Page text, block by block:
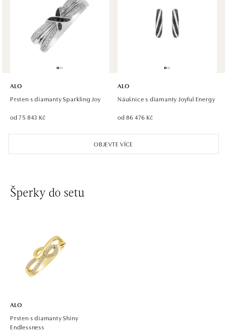
ALO diamonds, Westfield, Praha 4 - Chodov
Roztylská 2321/19, 148 00 Praha 4 - Chodov
tel.: +420 773 585 559, +420 730 802 800
dnes otevřeno od 09:00
ALO diamonds Hilton, Košice
dnes otevřeno od 09:00
ALO diamonds OC Aupark, Bratislava
Einsteinova 18, 851 01 Bratislava
tel.: +421 917 090 891
ALO diamonds OC Avion, Bratislava
ALO diamonds OC Eurovea, Bratislava
Pribinova 8, 811 09 Bratislava
tel.: +421 917 090 700, +421 918 777 670
OBJEVTE VÍCE
ALO
Prsten s diamanty Sparkling Joy
od 75 843 Kč
ALO
Náušnice s diamanty Joyful Energy
od 86 476 Kč
Šperky do setu
ALO
Prsten s diamanty Shiny
Endlessness